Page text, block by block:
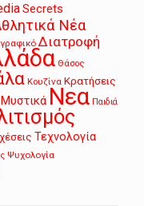
Secrets
Νέα
Διατροφή
Θάσος
Κουζίνα Κρατήσεις
Μυστικά Νεα Παιδιά
Τεχνολογία
Ψυχολογία